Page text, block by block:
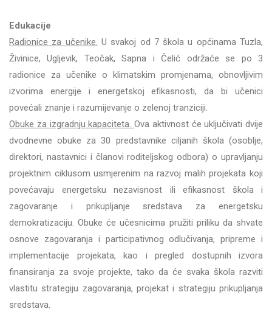
Edukacije
Radionice za učenike. U svakoj od 7 škola u općinama Tuzla,
Živinice, Ugljevik, Teočak, Sapna i Čelić održaće se po 3
radionice za učenike o klimatskim promjenama, obnovljivim
izvorima energije i energetskoj efikasnosti, da bi učenici
povećali znanje i razumijevanje o zelenoj tranziciji.
Obuke za izgradnju kapaciteta. Ova aktivnost će uključivati dvije
dvodnevne obuke za 30 predstavnike ciljanih škola (osoblje,
direktori, nastavnici i članovi roditeljskog odbora) o upravljanju
projektnim ciklusom usmjerenim na razvoj malih projekata koji
povećavaju energetsku nezavisnost ili efikasnost škola i
zagovaranje i prikupljanje sredstava za energetsku
demokratizaciju. Obuke će učesnicima pružiti priliku da shvate
osnove zagovaranja i participativnog odlučivanja, pripreme i
implementacije projekata, kao i pregled dostupnih izvora
finansiranja za svoje projekte, tako da će svaka škola razviti
vlastitu strategiju zagovaranja, projekat i strategiju prikupljanja
sredstava.